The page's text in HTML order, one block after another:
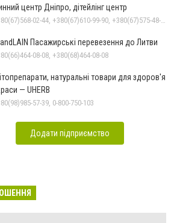
центр Дніпро, дітейлінг центр
Пасажирські перевезення до Литви
08-08, +380(68)464-08-08
натуральні товари для здоров'я
— UHERB
57-39, 0-800-750-103
Додати підприємство